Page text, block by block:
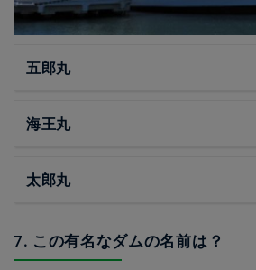
五郎丸
海王丸
太郎丸
7. この有名なダムの名前は？